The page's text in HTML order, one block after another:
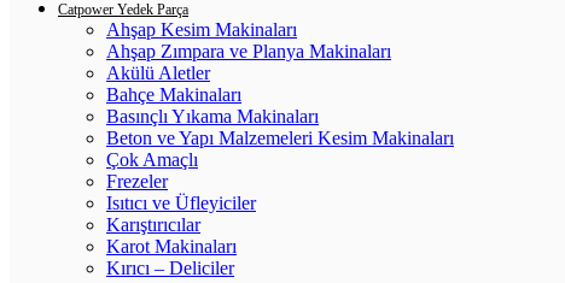
Catpower Yedek Parça
Ahşap Kesim Makinaları
Ahşap Zımpara ve Planya Makinaları
Akülü Aletler
Bahçe Makinaları
Basınçlı Yıkama Makinaları
Beton ve Yapı Malzemeleri Kesim Makinaları
Çok Amaçlı
Frezeler
Isıtıcı ve Üfleyiciler
Karıştırıcılar
Karot Makinaları
Kırıcı – Deliciler